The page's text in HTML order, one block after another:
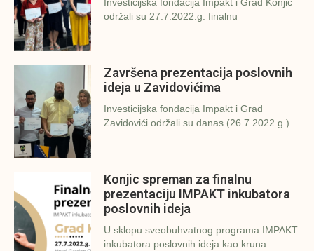
održali su 27.7.2022.g. finalnu
Završena prezentacija poslovnih
ideja u Zavidovićima
Investicijska fondacija Impakt i Grad
Zavidovići održali su danas (26.7.2022.g.)
Konjic spreman za finalnu
prezentaciju IMPAKT inkubatora
poslovnih ideja
U sklopu sveobuhvatnog programa IMPAKT
inkubatora poslovnih ideja kao kruna